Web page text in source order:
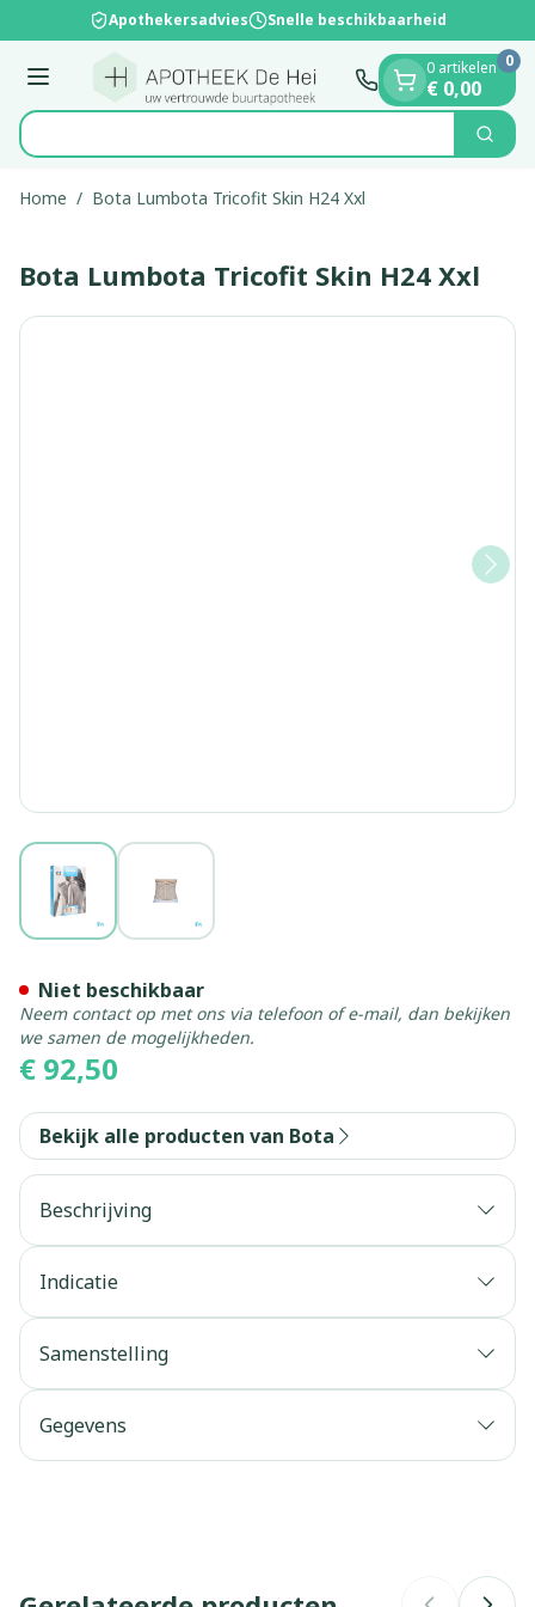
Ga naar de inhoud
1 van 1 Apothekersadvies Snelle beschikbaarheid
Menu
Product, merk, categorie... Zoek
0 artikelen
€ 0,00
0
Home / Bota Lumbota Tricofit Skin H24 Xxl
Bota Lumbota Tricofit Skin H24 Xxl
View larger imageView larger image
€ 92,50
Niet beschikbaar
Neem contact op met ons via telefoon of e-mail, dan bekijken
we samen de mogelijkheden.
Bekijk alle producten van Bota
Beschrijving
Indicatie
Samenstelling
Gegevens